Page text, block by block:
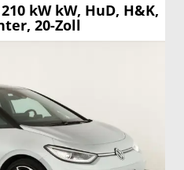
210 kW kW, HuD, H&K,
20-Zoll